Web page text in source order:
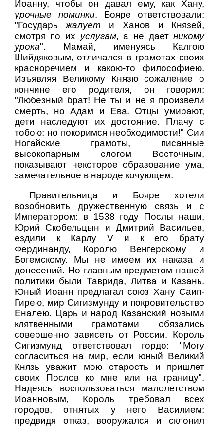
Иоанну, чтобы он давал ему, как Хану,
урочные поминки. Бояре ответствовали:
"Государьжалует и Ханов и Князей,
смотря по их услугам, а не даетникому
урока". Мамай, именуясь Калгою
Шийдяковым, отличался в грамотах своих
красноречием и какою-то философиею.
Изъявляя Великому Князю сожаление о
кончине его родителя, он говорил:
"Любезный брат! Не ты и не я произвели
смерть, но Адам и Ева. Отцы умирают,
дети наследуют их достояние. Плачу с
тобою; но покоримся необходимости!" Сии
Ногайские грамоты, писанные
высокопарным слогом Восточным,
показывают некоторое образование ума,
замечательное в народе кочующем.
Правительница и Бояре хотели
возобновить дружественную связь и с
Императором: в 1538 году Послы наши,
Юрий Скобельцын и Дмитрий Васильев,
ездили к Карлу V и к его брату
Фердинанду, Королю Венгерскому и
Богемскому. Мы не имеем их наказа и
донесений. Но главным предметом нашей
политики были Таврида, Литва и Казань.
Юный Иоанн предлагал союз Хану Саип-
Гирею, мир Сигизмунду и покровительство
Еналею. Царь и народ Казанский новыми
клятвенными грамотами обязались
совершенно зависеть от России. Король
Сигизмунд ответствовал гордо: "Могу
согласиться на мир, если юный Великий
Князь уважит мою старость и пришлет
своих Послов ко мне или на границу".
Надеясь воспользоваться малолетством
Иоанновым, Король требовал всех
городов, отнятых у него Василием:
предвидя отказ, вооружался и склонил